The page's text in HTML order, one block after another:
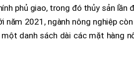
phủ giao, trong đó thủy sản lần
năm 2021, ngành nông nghiệp
danh sách dài các mặt hàng